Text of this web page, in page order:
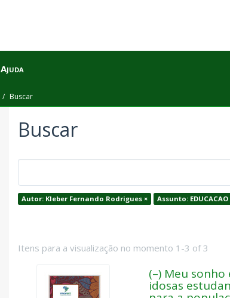
Ajuda
Buscar
Buscar
Autor: Kleber Fernando Rodrigues × Assunto: EDUCACAO
Itens para a visualização no momento 1-3 of 3
(–) Meu sonho
idosas